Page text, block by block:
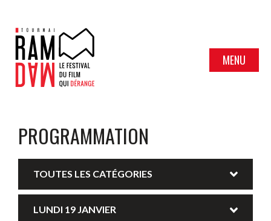
MENU
PROGRAMMATION
TOUTES LES CATÉGORIES
LUNDI 19 JANVIER